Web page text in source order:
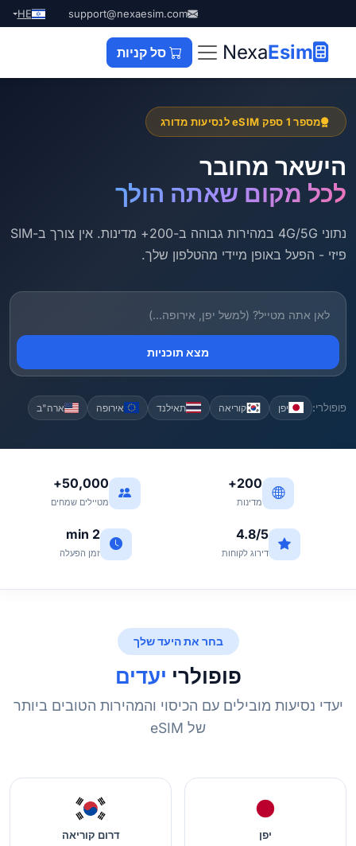
support@nexaesim.com
HE
NexaEsim סל קניות
מספר 1 ספק eSIM לנסיעות מדורג
הישאר מחובר
לכל מקום שאתה הולך
נתוני 4G/5G במהירות גבוהה ב-200+ מדינות. אין צורך ב-SIM
פיזי - הפעל באופן מיידי מהטלפון שלך.
מצא תוכניות
פופולרי: יפן קוריאה תאילנד אירופה ארה"ב
200+
מדינות
50,000+
מטיילים שמחים
4.8/5
דירוג לקוחות
2 min
זמן הפעלה
בחר את היעד שלך
פופולרי יעדים
יעדי נסיעות מובילים עם הכיסוי והמהירות הטובים ביותר
של eSIM
יפן דרום קוריאה